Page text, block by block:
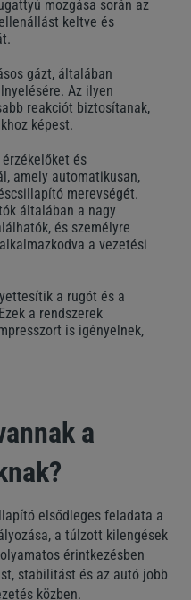
mozgása során az
keltve és
gázt, általában
Az ilyen
reakciót biztosítanak,
képest.
és
amely automatikusan,
merevségét.
általában a nagy
és személyre
a vezetési
a rugót és a
a rendszerek
is igényelnek,
a
elsődleges feladata a
a túlzott kilengések
érintkezésben
stabilitást és az autó jobb
közben.